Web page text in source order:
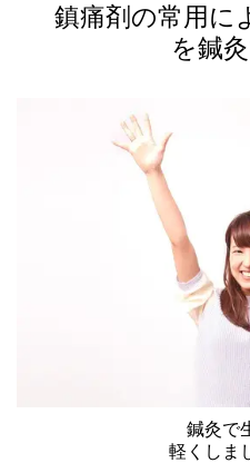
鎮痛剤の常用に
を鍼
鍼灸で
軽くしま